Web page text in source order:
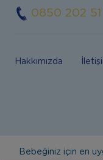
0850 202 51
Hakkımızda
Bebeğiniz için en